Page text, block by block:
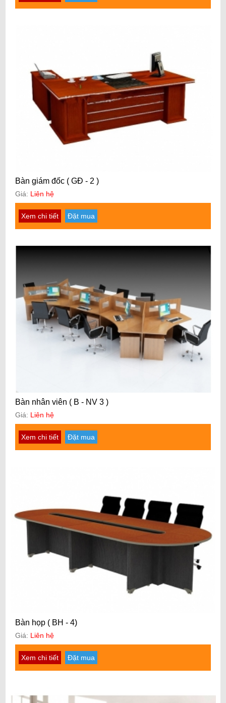
Bàn giám đốc ( GĐ - 2 )
Giá: Liên hệ
Xem chi tiết Đặt mua
Bàn nhân viên ( B - NV 3 )
Giá: Liên hệ
Xem chi tiết Đặt mua
Bàn họp ( BH - 4)
Giá: Liên hệ
Xem chi tiết Đặt mua